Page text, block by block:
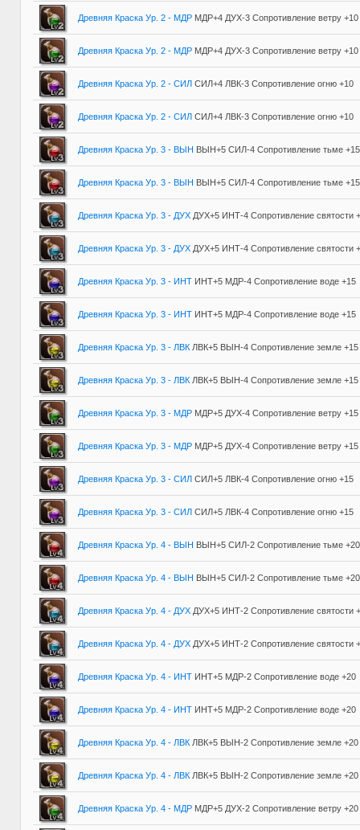
Древняя Краска Ур. 2 - МДР МДР+4 ДУХ-3 Сопротивление ветру +10
Древняя Краска Ур. 2 - МДР МДР+4 ДУХ-3 Сопротивление ветру +10
Древняя Краска Ур. 2 - СИЛ СИЛ+4 ЛВК-3 Сопротивление огню +10
Древняя Краска Ур. 2 - СИЛ СИЛ+4 ЛВК-3 Сопротивление огню +10
Древняя Краска Ур. 3 - ВЫН ВЫН+5 СИЛ-4 Сопротивление тьме +15
Древняя Краска Ур. 3 - ВЫН ВЫН+5 СИЛ-4 Сопротивление тьме +15
Древняя Краска Ур. 3 - ДУХ ДУХ+5 ИНТ-4 Сопротивление святости
Древняя Краска Ур. 3 - ДУХ ДУХ+5 ИНТ-4 Сопротивление святости
Древняя Краска Ур. 3 - ИНТ ИНТ+5 МДР-4 Сопротивление воде +15
Древняя Краска Ур. 3 - ИНТ ИНТ+5 МДР-4 Сопротивление воде +15
Древняя Краска Ур. 3 - ЛВК ЛВК+5 ВЫН-4 Сопротивление земле +15
Древняя Краска Ур. 3 - ЛВК ЛВК+5 ВЫН-4 Сопротивление земле +15
Древняя Краска Ур. 3 - МДР МДР+5 ДУХ-4 Сопротивление ветру +15
Древняя Краска Ур. 3 - МДР МДР+5 ДУХ-4 Сопротивление ветру +15
Древняя Краска Ур. 3 - СИЛ СИЛ+5 ЛВК-4 Сопротивление огню +15
Древняя Краска Ур. 3 - СИЛ СИЛ+5 ЛВК-4 Сопротивление огню +15
Древняя Краска Ур. 4 - ВЫН ВЫН+5 СИЛ-2 Сопротивление тьме +20
Древняя Краска Ур. 4 - ВЫН ВЫН+5 СИЛ-2 Сопротивление тьме +20
Древняя Краска Ур. 4 - ДУХ ДУХ+5 ИНТ-2 Сопротивление святости
Древняя Краска Ур. 4 - ДУХ ДУХ+5 ИНТ-2 Сопротивление святости
Древняя Краска Ур. 4 - ИНТ ИНТ+5 МДР-2 Сопротивление воде +20
Древняя Краска Ур. 4 - ИНТ ИНТ+5 МДР-2 Сопротивление воде +20
Древняя Краска Ур. 4 - ЛВК ЛВК+5 ВЫН-2 Сопротивление земле +20
Древняя Краска Ур. 4 - ЛВК ЛВК+5 ВЫН-2 Сопротивление земле +20
Древняя Краска Ур. 4 - МДР МДР+5 ДУХ-2 Сопротивление ветру +20